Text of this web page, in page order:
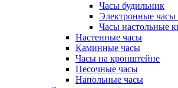
Часы будильник
Электронные часы
Часы настольные
Настенные часы
Каминные часы
Часы на кронштейне
Песочные часы
Напольные часы